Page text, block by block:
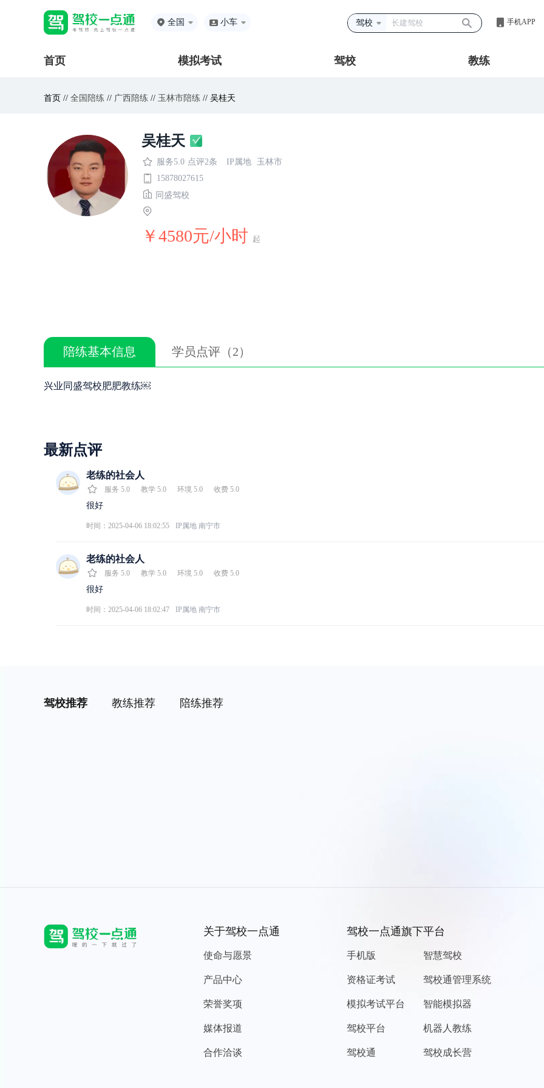
全国 小车 驾校 手机APP
首页 模拟考试 驾校 教练
首页 // 全国陪练 // 广西陪练 // 玉林市陪练 // 吴桂天
吴桂天
服务5.0 点评2条 IP属地
玉林市
15878027615
同盛驾校
￥4580元/小时 起
陪练基本信息 学员点评（2）
兴业同盛驾校肥肥教练￼
最新点评
老练的社会人
服务 5.0 教学 5.0 环境 5.0 收费 5.0
很好
时间：2025-04-06 18:02:55 IP属地 南宁市
老练的社会人
服务 5.0 教学 5.0 环境 5.0 收费 5.0
很好
时间：2025-04-06 18:02:47 IP属地 南宁市
驾校推荐 教练推荐 陪练推荐
关于驾校一点通
使命与愿景
产品中心
荣誉奖项
媒体报道
合作洽谈
驾校一点通旗下平台
手机版
资格证考试
模拟考试平台
驾校平台
驾校通
智慧驾校
驾校通管理系统
智能模拟器
机器人教练
驾校成长营